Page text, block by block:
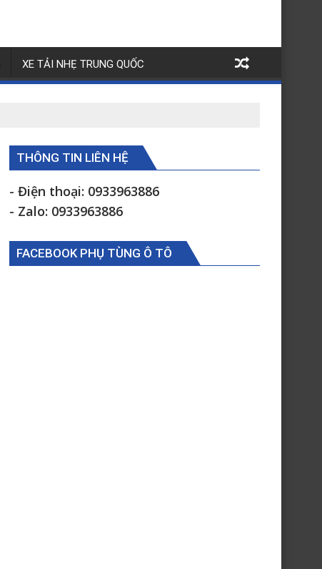
XE TẢI NHẸ TRUNG QUỐC
THÔNG TIN LIÊN HỆ
- Điện thoại: 0933963886
- Zalo: 0933963886
FACEBOOK PHỤ TÙNG Ô TÔ